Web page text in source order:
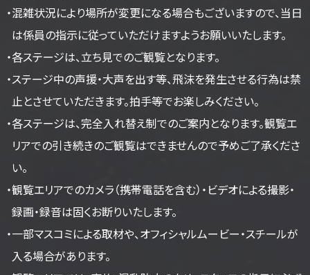
・混雑状況により場所が変更になる場合もございますので、当日
は係員の指示に従っていただけますようお願いいたします。
・各ステージは、立ち見でのご観覧となります。
・ステージ中の声援・大声を出す等、飛沫を発生させる行為は禁
止とさせていただきます。拍手等でお楽しみください。
・各ステージは、完全入れ替え制でのご案内となります。観覧エ
リアでの引き続きのご観覧はできませんので予めご了承くださ
い。
・観覧エリアでのカメラ（携帯電話を含む）・ビデオによる撮影・
録画・録音は固くお断りいたします。
・一部マスコミによる取材や、オフィシャルムービー・スチールが
入る場合があります。